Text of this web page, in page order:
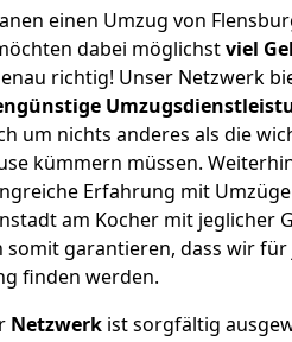
einen Umzug von
dabei möglichstviel
richtig! Unser Netzwerk
um nichts anderes als die
kümmern müssen.
Erfahrung mit
am Kocher mit jeglicher
somit garantieren, dass wir für
finden werden.
Netzwerk ist sorgfältig